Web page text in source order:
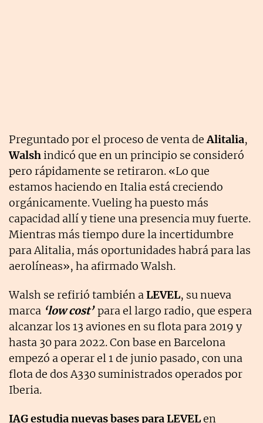
Preguntado por el proceso de venta deAlitalia,
Walshindicó que en un principio se consideró
pero rápidamente se retiraron. «Lo que
estamos haciendo en Italia está creciendo
orgánicamente. Vueling ha puesto más
capacidad allí y tiene una presencia muy fuerte.
Mientras más tiempo dure la incertidumbre
para Alitalia, más oportunidades habrá para las
aerolíneas», ha afirmado Walsh.
Walsh se refirió también aLEVEL, su nueva
marca ‘low cost’para el largo radio, que espera
alcanzar los 13 aviones en su flota para 2019 y
hasta 30 para 2022. Con base en Barcelona
empezó a operar el 1 de junio pasado, con una
flota de dos A330 suministrados operados por
Iberia.
IAG estudia nuevas bases para LEVELen